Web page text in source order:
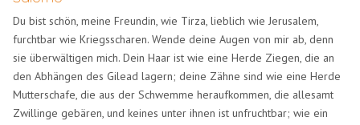
Du bist schön, meine Freundin, wie Tirza, lieblich wie Jerusalem,
furchtbar wie Kriegsscharen. Wende deine Augen von mir ab, denn
sie überwältigen mich. Dein Haar ist wie eine Herde Ziegen, die an
den Abhängen des Gilead lagern; deine Zähne sind wie eine Herde
Mutterschafe, die aus der Schwemme heraufkommen, die allesamt
Zwillinge gebären, und keines unter ihnen ist unfruchtbar; wie ein